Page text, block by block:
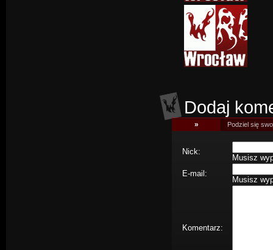
Dodaj
» Podziel się
Nick:
Musisz
E-mail:
Musisz
Komentarz: